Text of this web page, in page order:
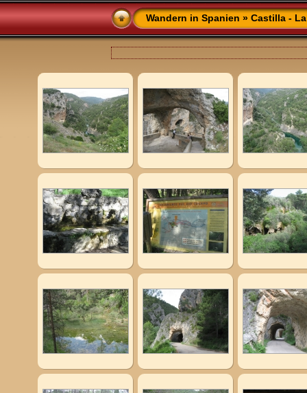
Wandern in Spanien » Castilla -